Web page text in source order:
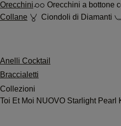
Orecchini
Orecchini a bottone
Collane
Ciondoli di Diamanti
Anelli Cocktail
Braccialetti
Collezioni
Toi Et Moi NUOVO Starlight Pearl